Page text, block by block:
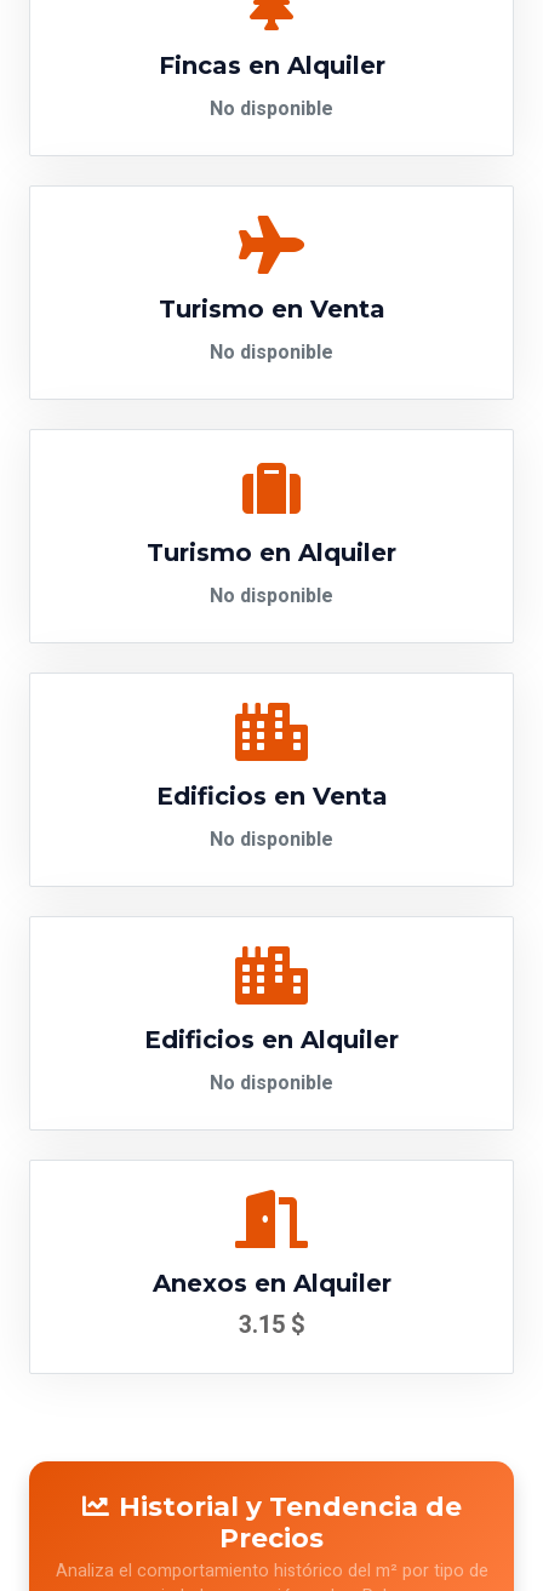
Fincas en Alquiler
No disponible
Turismo en Venta
No disponible
Turismo en Alquiler
No disponible
Edificios en Venta
No disponible
Edificios en Alquiler
No disponible
Anexos en Alquiler
3.15 $
Historial y Tendencia de
Precios
Analiza el comportamiento histórico del m² por tipo de